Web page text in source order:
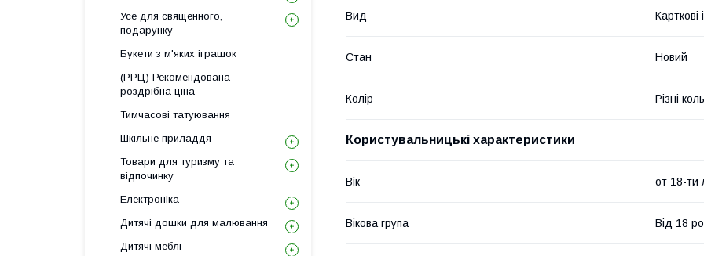
Вид Карткові
Стан Новий
Колір Різні
Користувальницькі характеристики
Вік от 18-ти
Вікова група Від 18
Усе для священного,
подарунку
Букети з м'яких іграшок
(РРЦ) Рекомендована
роздрібна ціна
Тимчасові татуювання
Шкільне приладдя
Товари для туризму та
відпочинку
Електроніка
Дитячі дошки для малювання
Дитячі меблі